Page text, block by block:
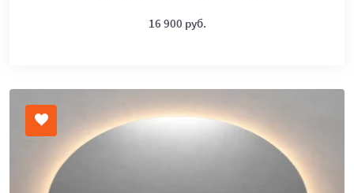
16 900 руб.